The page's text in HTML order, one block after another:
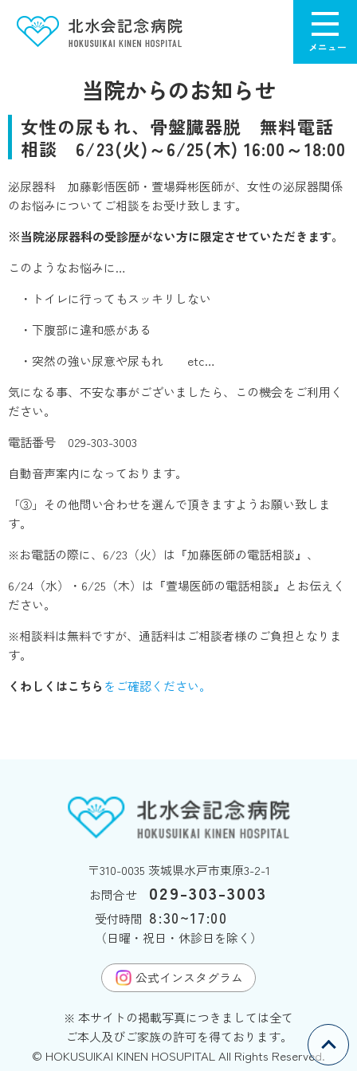
当院からのお知らせ
女性の尿もれ、骨盤臓器脱 無料電話
相談 6/23(火)～6/25(木) 16:00～18:00
泌尿器科 加藤彰悟医師・萱場舜彬医師が、女性の泌尿器関係
のお悩みについてご相談をお受け致します。
※当院泌尿器科の受診歴がない方に限定させていただきます。
このようなお悩みに…
・トイレに行ってもスッキリしない
・下腹部に違和感がある
・突然の強い尿意や尿もれ etc…
気になる事、不安な事がございましたら、この機会をご利用く
ださい。
電話番号 029-303-3003
自動音声案内になっております。
「③」その他問い合わせを選んで頂きますようお願い致しま
す。
※お電話の際に、6/23（火）は『加藤医師の電話相談』、
6/24（水）・6/25（木）は『萱場医師の電話相談』とお伝えく
ださい。
※相談料は無料ですが、通話料はご相談者様のご負担となりま
す。
くわしくはこちら をご確認ください。
〒310-0035 茨城県水戸市東原3-2-1
お問合せ 029-303-3003
受付時間 8:30~17:00
（日曜・祝日・休診日を除く）
公式インスタグラム
※ 本サイトの掲載写真につきましては全て
ご本人及びご家族の許可を得ております。
© HOKUSUIKAI KINEN HOSUPITAL All Rights Reserved.